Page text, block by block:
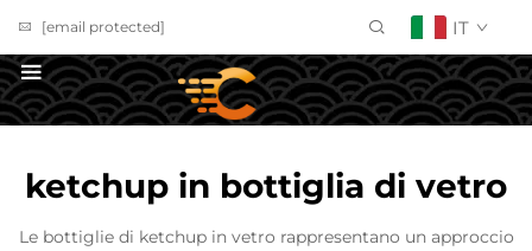
[email protected] IT
ketchup in bottiglia di vetro
Le bottiglie di ketchup in vetro rappresentano un approccio